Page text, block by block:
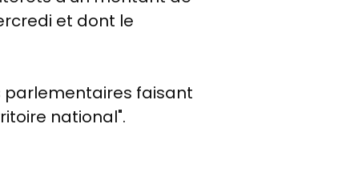
et dont le
parlementaires faisant
national".